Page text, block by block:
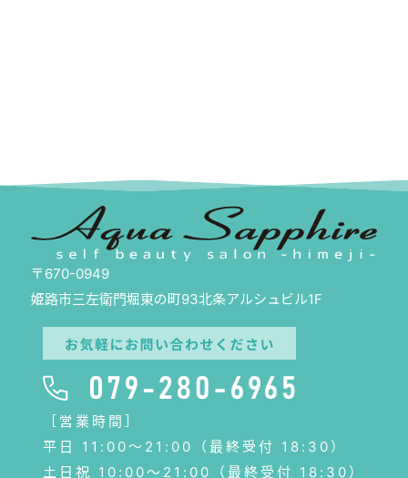
〒670-0949
姫路市三左衛門堀東の町93北条アルシュビル1F
［営業時間］
平日 11:00〜21:00（最終受付 18:30）
土日祝 10:00～21:00（最終受付 18:30）